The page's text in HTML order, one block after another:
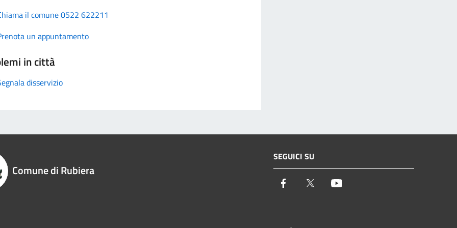
il comune 0522 622211
un appuntamento
in città
disservizio
Comune di Rubiera
SEGUICI SU
Facebook Twitter